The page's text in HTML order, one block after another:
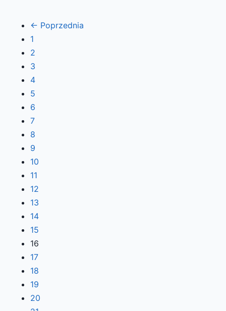
← Poprzednia
1
2
3
4
5
6
7
8
9
10
11
12
13
14
15
16
17
18
19
20